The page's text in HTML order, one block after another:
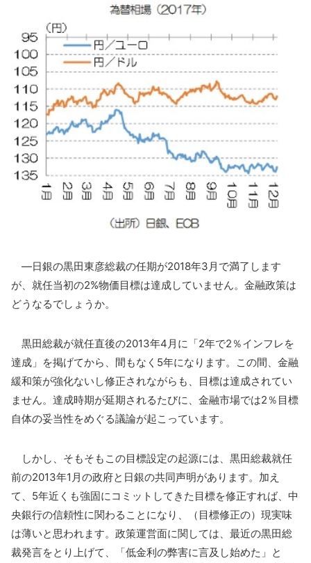
―日銀の黒田東彦総裁の任期が2018年3月で満了します
が、就任当初の2%物価目標は達成していません。金融政策は
どうなるでしょうか。
黒田総裁が就任直後の2013年4月に「2年で2％インフレを
達成」を掲げてから、間もなく5年になります。この間、金融
緩和策が強化ないし修正されながらも、目標は達成されてい
ません。達成時期が延期されるたびに、金融市場では2％目標
自体の妥当性をめぐる議論が起こっています。
しかし、そもそもこの目標設定の起源には、黒田総裁就任
前の2013年1月の政府と日銀の共同声明があります。加え
て、5年近くも強固にコミットしてきた目標を修正すれば、中
央銀行の信頼性に関わることになり、（目標修正の）現実味
は薄いと思われます。政策運営面に関しては、最近の黒田総
裁発言をとり上げて、「低金利の弊害に言及し始めた」と